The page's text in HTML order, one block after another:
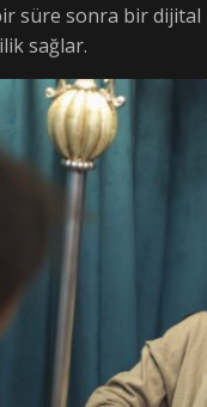
süre sonra bir
sağlar.